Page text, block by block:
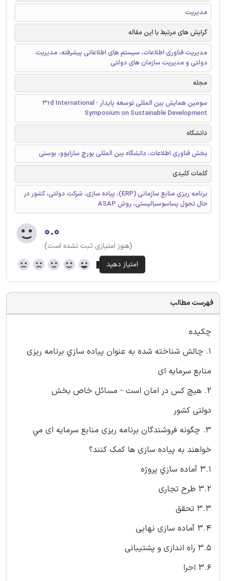
مدیریت
گرایش های مرتبط با این مقاله
مدیریت فناوری اطلاعات، سیستم های اطلاعاتی پیشرفته، مدیریت
دولتی و مدیریت سازمان های دولتی
مجله
سومین همایش بین المللی توسعه پایدار - 3rd International
Symposium on Sustainable Development
دانشگاه
بخش فناوری اطلاعات، دانشگاه بین المللی بورچ سارایوو، بوسنی
کلمات کلیدی
برنامه ريزی منابع سازمانی (ERP)، پياده سازی، شرکت دولتی، کشور در
حال تحول پسا‌سوسيالیستی، روش ASAP
۰.۰
(هنوز امتیازی ثبت نشده است)
فهرست مطالب
چكيده
1. چالش شناخته شده به عنوان پياده سازي برنامه ريزی
منابع سرمايه ای
2. هيچ کس در امان است - مسائل خاص بخش
دولتی کشور
3. چگونه فروشندگان برنامه ريزی منابع سرمايه ای مي
خواهند به پياده سازی ها كمك كنند؟
3.1 آماده سازي پروژه
3.2 طرح تجاری
3.3 تحقق
3.4 آماده سازی نهایی
3.5 راه اندازی و پشتيبانی
3.6 اجرا